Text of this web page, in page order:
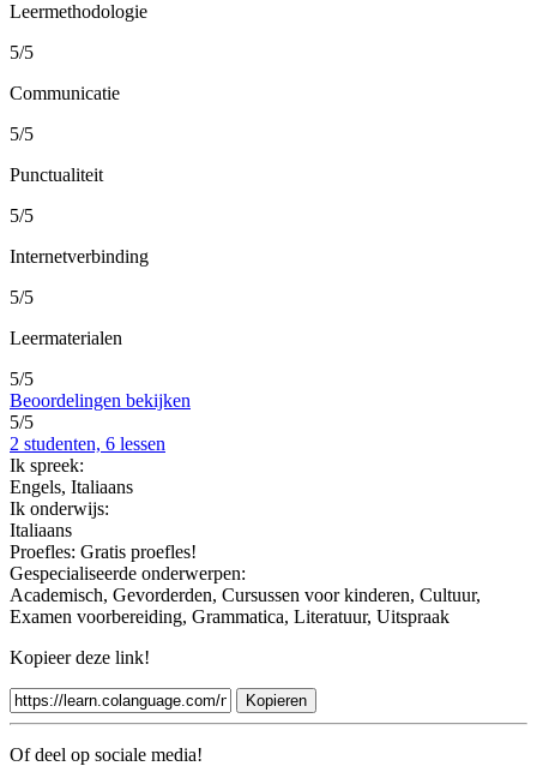
Leermethodologie
5/5
Communicatie
5/5
Punctualiteit
5/5
Internetverbinding
5/5
Leermaterialen
5/5
Beoordelingen bekijken
5/5
2 studenten, 6 lessen
Ik spreek:
Engels, Italiaans
Ik onderwijs:
Italiaans
Proefles: Gratis proefles!
Gespecialiseerde onderwerpen:
Academisch, Gevorderden, Cursussen voor kinderen, Cultuur,
Examen voorbereiding, Grammatica, Literatuur, Uitspraak
Kopieer deze link!
Kopieren
Of deel op sociale media!